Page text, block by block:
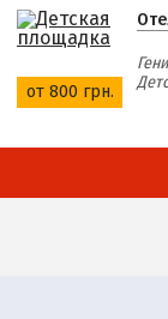
от 800 грн.